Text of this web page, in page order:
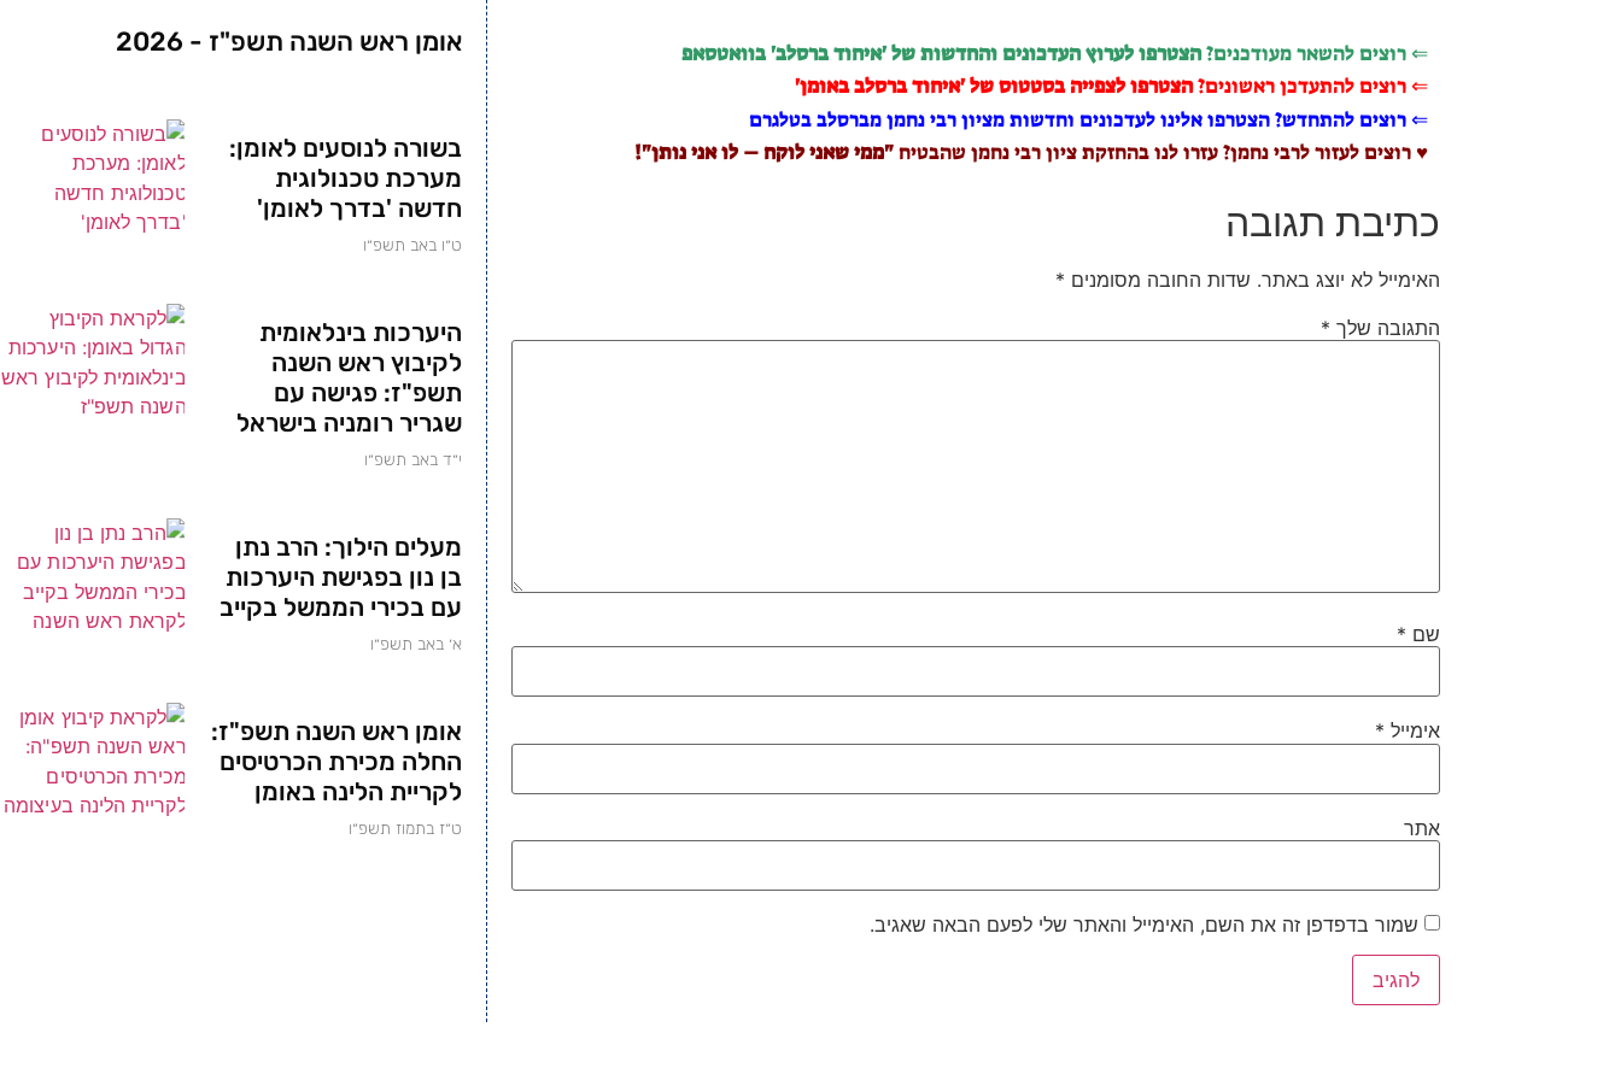
⇐ רוצים להשאר מעודכנים?הצטרפו לערוץ העדכונים והחדשות של 'איחוד ברסלב' בוואטסאפ
⇐ רוצים להתעדכן ראשונים?הצטרפו לצפייה בסטטוס של 'איחוד ברסלב באומן'
⇐ רוצים להתחדש? הצטרפו אלינו לעדכונים וחדשות מציון רבי נחמן מברסלב בטלגרם
♥ רוצים לעזור לרבי נחמן? עזרו לנו בהחזקת ציון רבי נחמן שהבטיח"ממי שאני לוקח – לו אני נותן"!
כתיבת תגובה
האימייל לא יוצג באתר. שדות החובה מסומנים *
התגובה שלך *
שם *
אימייל *
אתר
שמור בדפדפן זה את השם, האימייל והאתר שלי לפעם הבאה שאגיב.
אומן ראש השנה תשפ"ז - 2026
בשורה לנוסעים לאומן:
מערכת טכנולוגית
חדשה 'בדרך לאומן'
ט״ו באב תשפ״ו
היערכות בינלאומית
לקיבוץ ראש השנה
תשפ"ז: פגישה עם
שגריר רומניה בישראל
י״ד באב תשפ״ו
מעלים הילוך: הרב נתן
בן נון בפגישת היערכות
עם בכירי הממשל בקייב
א׳ באב תשפ״ו
אומן ראש השנה תשפ"ז:
החלה מכירת הכרטיסים
לקריית הלינה באומן
ט״ז בתמוז תשפ״ו